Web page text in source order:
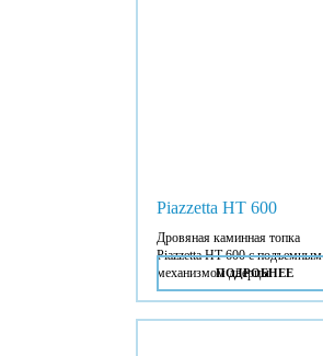
Piazzetta HT 600
Дровяная каминная топка
Piazzetta HT 600 с подъемным
механизмом дверцы.
ПОДРОБНЕЕ